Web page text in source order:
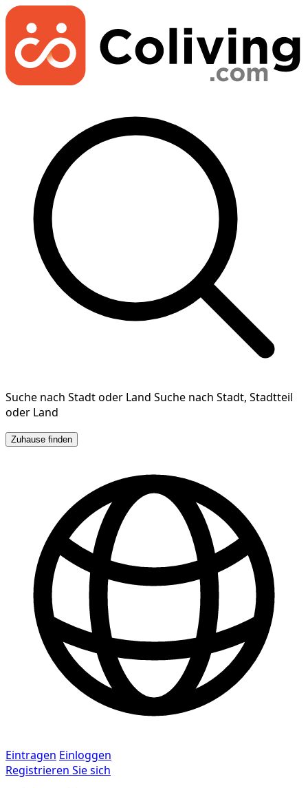
Suche nach Stadt oder Land Suche nach Stadt, Stadtteil
oder Land
Zuhause finden
Eintragen Einloggen
Registrieren Sie sich